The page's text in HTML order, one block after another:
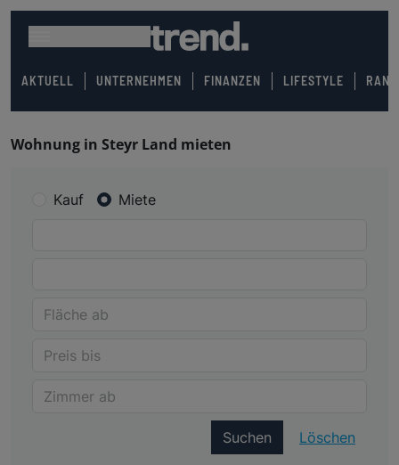
AKTUELL UNTERNEHMEN FINANZEN LIFESTYLE
Wohnung in Steyr Land mieten
Kauf Miete
Suchen Löschen